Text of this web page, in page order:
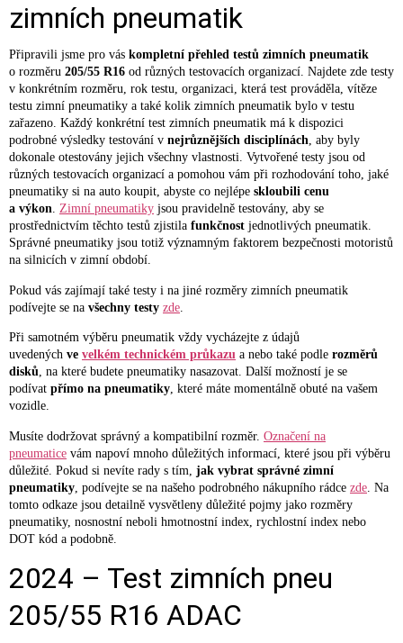
zimních pneumatik
Připravili jsme pro vás kompletní přehled testů zimních pneumatik
o rozměru 205/55 R16 od různých testovacích organizací. Najdete zde testy
v konkrétním rozměru, rok testu, organizaci, která test prováděla, vítěze
testu zimní pneumatiky a také kolik zimních pneumatik bylo v testu
zařazeno. Každý konkrétní test zimních pneumatik má k dispozici
podrobné výsledky testování v nejrůznějších disciplínách, aby byly
dokonale otestovány jejich všechny vlastnosti. Vytvořené testy jsou od
různých testovacích organizací a pomohou vám při rozhodování toho, jaké
pneumatiky si na auto koupit, abyste co nejlépe skloubili cenu
a výkon. Zimní pneumatiky jsou pravidelně testovány, aby se
prostřednictvím těchto testů zjistila funkčnost jednotlivých pneumatik.
Správné pneumatiky jsou totiž významným faktorem bezpečnosti motoristů
na silnicích v zimní období.
Pokud vás zajímají také testy i na jiné rozměry zimních pneumatik
podívejte se na všechny testy zde
Při samotném výběru pneumatik vždy vycházejte z údajů
uvedených ve velkém technickém průkazu a nebo také podle rozměrů
disků, na které budete pneumatiky nasazovat. Další možností je se
podívat přímo na pneumatiky, které máte momentálně obuté na vašem
vozidle.
Musíte dodržovat správný a kompatibilní rozměr. Označení na
pneumatice vám napoví mnoho důležitých informací, které jsou při výběru
důležité. Pokud si nevíte rady s tím, jak vybrat správné zimní
pneumatiky , podívejte se na našeho podrobného nákupního rádce zde . Na
tomto odkaze jsou detailně vysvětleny důležité pojmy jako rozměry
pneumatiky, nosnostní neboli hmotnostní index, rychlostní index nebo
DOT kód a podobně.
2024 – Test zimních pneu
205/55 R16 ADAC